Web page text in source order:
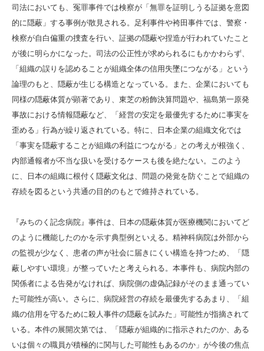
司法においても、冤罪事件では検察が「無罪を証明しうる証拠を意図
的に隠蔽」する事例が散見される。足利事件や袴田事件では、警察・
検察が自白偏重の捜査を行い、証拠の隠蔽や捏造が行われていたこと
が後に明らかになった。司法の公正性が求められるにもかかわらず、
「組織の誤りを認めることが組織全体の信用失墜につながる」という
論理のもと、隠蔽が生じる構造となっている。また、企業においても
同様の隠蔽体質が顕著であり、東芝の粉飾決算問題や、福島第一原発
事故における情報隠蔽など、「経営の安定を最優先するために事実を
歪める」行為が繰り返されている。特に、日本企業の組織文化では
「事実を隠蔽することが組織の利益につながる」との考えが根強く、
内部通報者が不当な扱いを受けるケースも後を絶たない。このよう
に、日本の組織に根付く隠蔽文化は、問題の発覚を防ぐことで組織の
存続を図るという共通の目的のもとで維持されている。
『みちのく記念病院』事件は、日本の隠蔽体質が医療機関においてど
のように機能したのかを示す典型例といえる。精神科病院は外部から
の監視が少なく、患者の声が社会に届きにくい構造を持つため、「隠
蔽しやすい環境」が整っていたと考えられる。本事件も、病院内部の
関係者による告発がなければ、病院側の虚偽記録がそのまま通ってい
た可能性が高い。さらに、病院経営の存続を最優先するあまり、「組
織の信用を守るために殺人事件の隠蔽を試みた」可能性が指摘されて
いる。本件の展開次第では、「隠蔽が組織的に指示されたのか、ある
いは個々の職員が積極的に関与した可能性もあるのか」が今後の焦点